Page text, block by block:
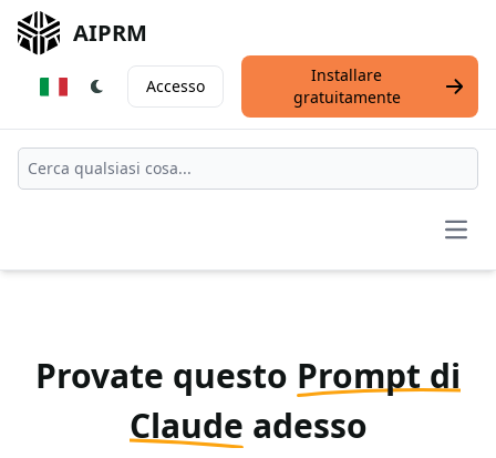
AIPRM
Accesso
Installare
gratuitamente
Provate questo Prompt di
Claude adesso